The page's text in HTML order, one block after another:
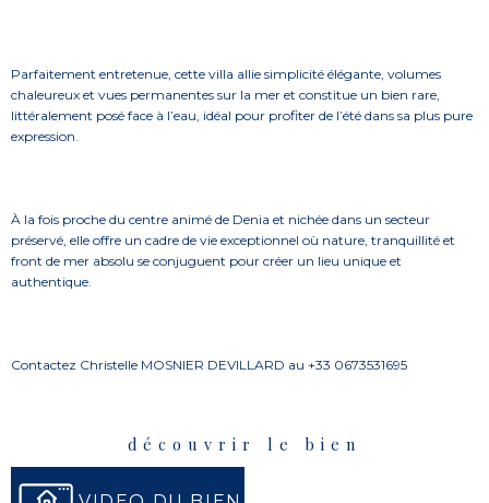
Parfaitement entretenue, cette villa allie simplicité élégante, volumes
chaleureux et vues permanentes sur la mer et constitue un bien rare,
littéralement posé face à l’eau, idéal pour profiter de l’été dans sa plus pure
expression.
À la fois proche du centre animé de Denia et nichée dans un secteur
préservé, elle offre un cadre de vie exceptionnel où nature, tranquillité et
front de mer absolu se conjuguent pour créer un lieu unique et
authentique.
Contactez Christelle MOSNIER DEVILLARD au +33 0673531695
découvrir le bien